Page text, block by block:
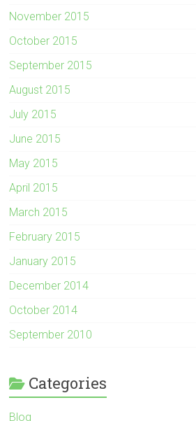
November 2015
October 2015
September 2015
August 2015
July 2015
June 2015
May 2015
April 2015
March 2015
February 2015
January 2015
December 2014
October 2014
September 2010
Categories
Blog